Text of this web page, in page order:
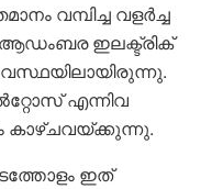
വമ്പിച്ച വളര്‍ച്ച
ഇലക്ട്രിക്
എന്നിവ
കാഴ്ചവയ്ക്കുന്നു.
ഇത്